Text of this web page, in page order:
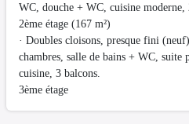
WC, douche + WC, cuisine moderne,
2ème étage (167 m²)
· Doubles cloisons, presque fini
chambres, salle de bains + WC, suite
cuisine, 3 balcons.
3ème étage